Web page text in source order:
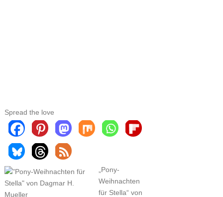
Spread the love
„Pony-
Weihnachten
für Stella“ von